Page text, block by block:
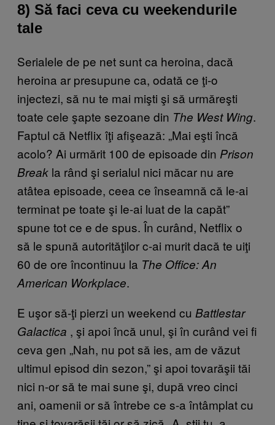
8) Să faci ceva cu weekendurile
tale
Serialele de pe net sunt ca heroina, dacă
heroina ar presupune ca, odată ce ţi-o
injectezi, să nu te mai mişti şi să urmăreşti
toate cele şapte sezoane din The West Wing.
Faptul că Netflix îţi afişează: „Mai eşti încă
acolo? Ai urmărit 100 de episoade din Prison
Break la rând şi serialul nici măcar nu are
atâtea episoade, ceea ce înseamnă că le-ai
terminat pe toate şi le-ai luat de la capăt”
spune tot ce e de spus. În curând, Netflix o
să le spună autorităţilor c-ai murit dacă te uiţi
60 de ore încontinuu la The Office: An
American Workplace.
E uşor să-ţi pierzi un weekend cu Battlestar
Galactica , şi apoi încă unul, şi în curând vei fi
ceva gen „Nah, nu pot să ies, am de văzut
ultimul episod din sezon,” şi apoi tovarăşii tăi
nici n-or să te mai sune şi, după vreo cinci
ani, oamenii or să întrebe ce s-a întâmplat cu